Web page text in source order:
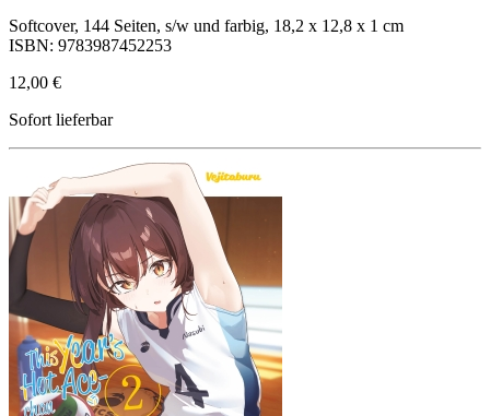
Softcover, 144 Seiten, s/w und farbig, 18,2 x 12,8 x 1 cm
ISBN: 9783987452253
12,00 €
Sofort lieferbar